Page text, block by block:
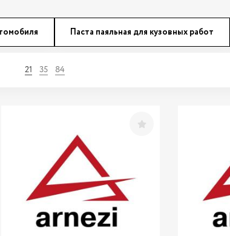
Паста паяльная для кузовных работ
21 35 84